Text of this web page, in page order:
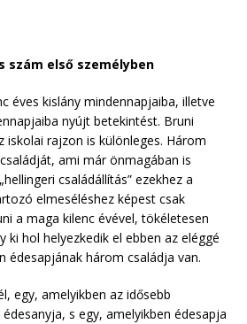
szám első személyben
éves kislány mindennapjaiba, illetve
nyújt betekintést. Bruni
iskolai rajzon is különleges. Három
ami már önmagában is
családállítás” ezekhez a
elmeséléshez képest csak
a maga kilenc évével, tökéletesen
ki hol helyezkedik el ebben az eléggé
édesapjának három családja van.
egy, amelyikben az idősebb
s egy, amelyikben édesapja